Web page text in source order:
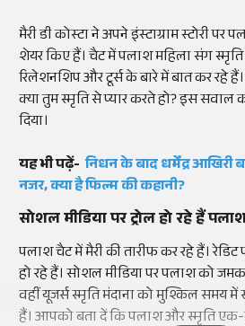
मैरी डी कोस्टा ने अपने इंस्टाग्राम स्टोरी
शेयर किए हैं। चैट में पलाश महिला संग
रिलेशनशिप और टूर्स के बारे में बात कर रहे
क्या तुम स्मृति से प्यार करते हो? इस
दिया।
यह भी पढ़ें-निधन के बाद धर्मेंद्र
नजर, क्या है फिल्म की कहानी?
सोशल मीडिया पर ट्रोल हो रहे हैं
पलाश चैट में मैरी की तारीफ कर रहे हैं।
हो रहे हैं। सोशल मीडिया पर पलाश को
वहीं यूजर्स स्मृति मंदाना को मुश्किल समय में
हैं। आपको बता दें कि पलाश और स्मृति